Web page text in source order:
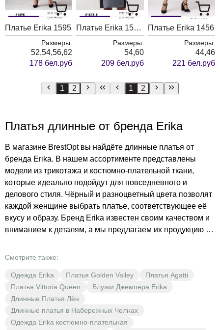
Платье Erika 1595
Размеры:
52,54,56,62
178 бел.руб
Платье Erika 1575-5
Размеры:
54,60
209 бел.руб
Платье Erika 1456
Размеры:
44,46
221 бел.руб
1 2 1 2
Платья длинные от бренда Erika
В магазине BrestOpt вы найдёте длинные платья от
бренда Erika. В нашем ассортименте представлены
модели из трикотажа и костюмно-плательной ткани,
которые идеально подойдут для повседневного и
делового стиля. Чёрный и разноцветный цвета позволят
каждой женщине выбрать платье, соответствующее её
вкусу и образу. Бренд Erika известен своим качеством и
вниманием к деталям, а мы предлагаем их продукцию по
свой гардероб стильной и качественной одеждой. В
индивидуальность и создаст неповторимый образ.
Откройте для себя мир моды с BrestOpt!
Смотрите также:
Одежда Erika Платья Golden Valley
Платья Agatti
Платья Vittoria Queen
Блузки Джемпера Erika
Длинные Платья Лён
Длинные платья в Набережных Челнах
Одежда Erika костюмно-плательная